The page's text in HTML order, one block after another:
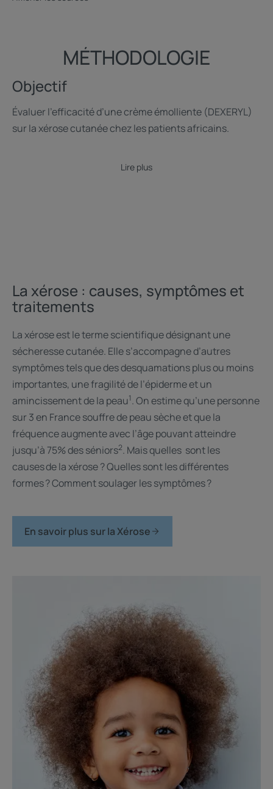
MÉTHODOLOGIE
Objectif
Évaluer l’efficacité d’une crème émolliente (DEXERYL)
sur la xérose cutanée chez les patients africains.
Lire plus
La xérose : causes, symptômes et
traitements
La xérose est le terme scientifique désignant une
sécheresse cutanée. Elle s’accompagne d’autres
symptômes tels que des desquamations plus ou moins
importantes, une fragilité de l’épiderme et un
amincissement de la peau1. On estime qu’une personne
sur 3 en France souffre de peau sèche et que la
fréquence augmente avec l’âge pouvant atteindre
jusqu’à 75% des séniors2. Mais quelles sont les
causes de la xérose ? Quelles sont les différentes
formes ? Comment soulager les symptômes ?
En savoir plus sur la Xérose